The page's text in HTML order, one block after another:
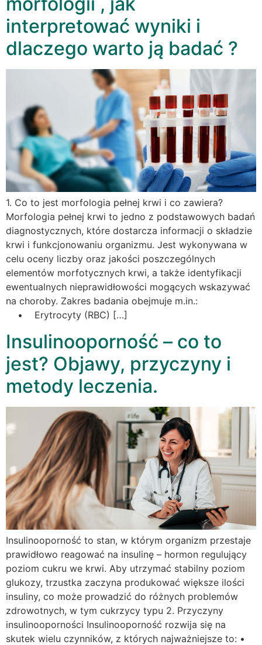
interpretować wyniki i
dlaczego warto ją badać ?
1. Co to jest morfologia pełnej krwi i co zawiera?
Morfologia pełnej krwi to jedno z podstawowych badań
diagnostycznych, które dostarcza informacji o składzie
krwi i funkcjonowaniu organizmu. Jest wykonywana w
celu oceny liczby oraz jakości poszczególnych
elementów morfotycznych krwi, a także identyfikacji
ewentualnych nieprawidłowości mogących wskazywać
na choroby. Zakres badania obejmuje m.in.:
• Erytrocyty (RBC) […]
Insulinooporność – co to
jest? Objawy, przyczyny i
metody leczenia.
Insulinooporność to stan, w którym organizm przestaje
prawidłowo reagować na insulinę – hormon regulujący
poziom cukru we krwi. Aby utrzymać stabilny poziom
glukozy, trzustka zaczyna produkować większe ilości
insuliny, co może prowadzić do różnych problemów
zdrowotnych, w tym cukrzycy typu 2. Przyczyny
insulinooporności Insulinooporność rozwija się na
skutek wielu czynników, z których najważniejsze to: •